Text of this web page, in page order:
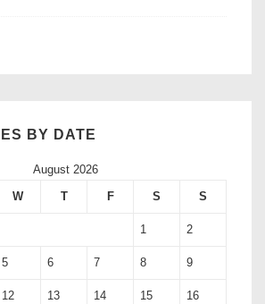
BY DATE
August 2026
W T F S S
1 2
5 6 7 8 9
12 13 14 15 16